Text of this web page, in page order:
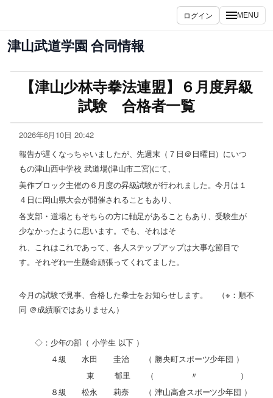
ログイン MENU
津山武道学園 合同情報
【津山少林寺拳法連盟】６月度昇級
試験 合格者一覧
2026年6月10日 20:42
報告が遅くなっちゃいましたが、先週末（７日＠日曜日）にいつ
もの津山西中学校 武道場(津山市二宮)にて、
美作ブロック主催の６月度の昇級試験が行われました。今月は１
４日に岡山県大会が開催されることもあり、
各支部・道場ともそちらの方に軸足があることもあり、受験生が
少なかったように思います。でも、それはそ
れ、これはこれであって、各人ステップアップは大事な節目で
す。それぞれ一生懸命頑張ってくれてました。
今月の試験で見事、合格した拳士をお知らせします。 （※：順不
同 ＠成績順ではありません）
◇：少年の部（ 小学生 以下 ）
４級 水田 圭治 （ 勝央町スポーツ少年団 ）
東 郁里 （ 〃 ）
８級 松永 莉奈 （ 津山高倉スポーツ少年団 ）